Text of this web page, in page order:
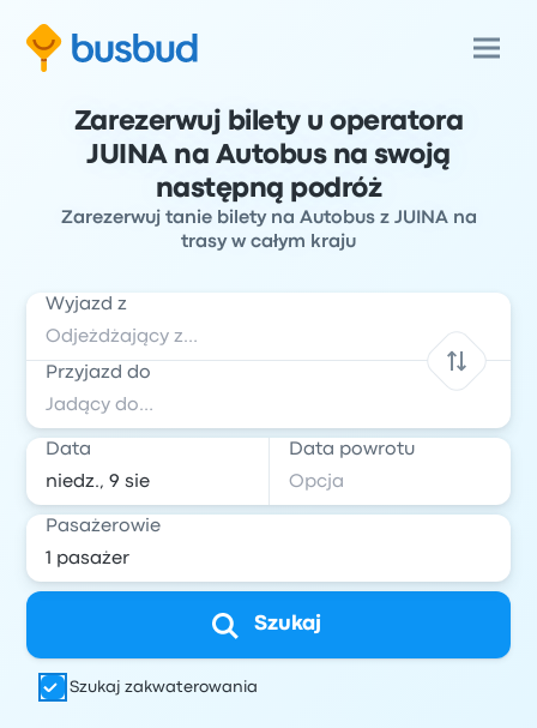
Zarezerwuj bilety u operatora
JUINA na Autobus na swoją
następną podróż
Zarezerwuj tanie bilety na Autobus z JUINA na
trasy w całym kraju
Wyjazd z
Przyjazd do
Data Data powrotu
Pasażerowie
Szukaj
Szukaj zakwaterowania